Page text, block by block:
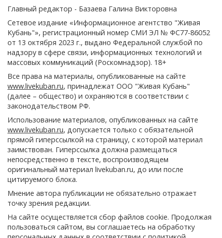
Главный редактор - Базаева Галина Викторовна
Сетевое издание «Информационное агентство "Живая
Кубань"», регистрационный номер СМИ ЭЛ № ФС77-86052
от 13 октября 2023 г., выдано Федеральной службой по
надзору в сфере связи, информационных технологий и
массовых коммуникаций (Роскомнадзор). 18+
Все права на материалы, опубликованные на сайте
www.livekuban.ru, принадлежат ООО "Живая Кубань"
(далее – общество) и охраняются в соответствии с
законодательством РФ.
Использование материалов, опубликованных на сайте
www.livekuban.ru, допускается только с обязательной
прямой гиперссылкой на страницу, с которой материал
заимствован. Гиперссылка должна размещаться
непосредственно в тексте, воспроизводящем
оригинальный материал livekuban.ru, до или после
цитируемого блока.
Мнение автора публикации не обязательно отражает
точку зрения редакции.
На сайте осуществляется сбор файлов cookie. Продолжая
пользоваться сайтом, вы соглашаетесь на обработку